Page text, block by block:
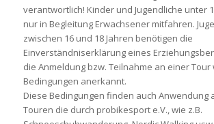
verantwortlich! Kinder und Jugendliche unter
nur in Begleitung Erwachsener mitfahren.
zwischen 16 und 18 Jahren benötigen die
Einverständniserklärung eines
die Anmeldung bzw. Teilnahme an einer
Bedingungen anerkannt.
Diese Bedingungen finden auch Anwendung
Touren die durch probikesport e.V., wie z.B.